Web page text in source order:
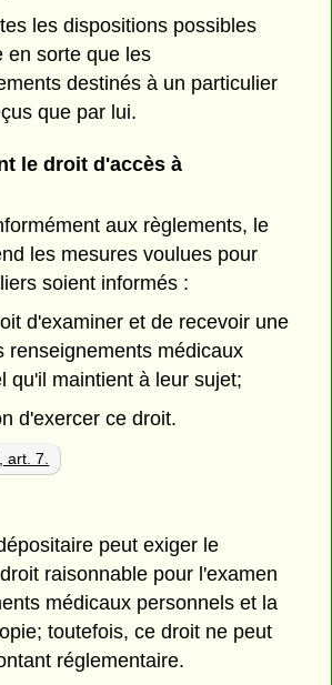
les dispositions possibles
en sorte que les
destinés à un particulier
que par lui.
le droit d'accès à
aux règlements, le
les mesures voulues pour
soient informés :
d'examiner et de recevoir une
renseignements médicaux
qu'il maintient à leur sujet;
d'exercer ce droit.
art. 7.
peut exiger le
raisonnable pour l'examen
médicaux personnels et la
toutefois, ce droit ne peut
réglementaire.